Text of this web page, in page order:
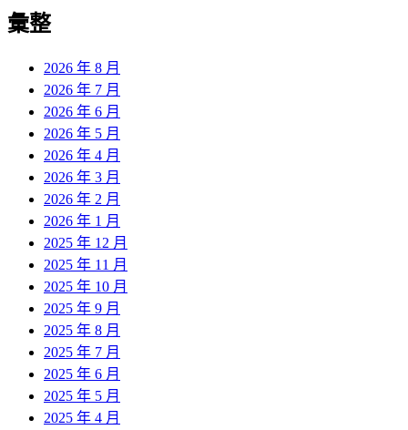
覽
彙整
2026 年 8 月
2026 年 7 月
2026 年 6 月
2026 年 5 月
2026 年 4 月
2026 年 3 月
2026 年 2 月
2026 年 1 月
2025 年 12 月
2025 年 11 月
2025 年 10 月
2025 年 9 月
2025 年 8 月
2025 年 7 月
2025 年 6 月
2025 年 5 月
2025 年 4 月